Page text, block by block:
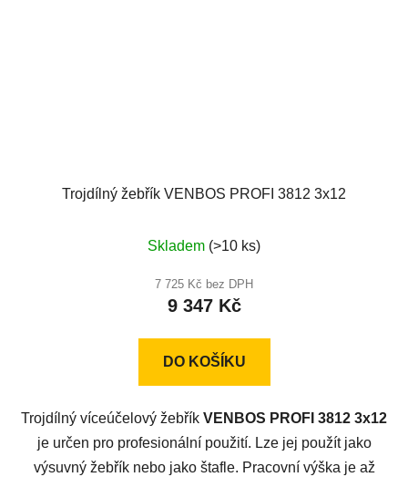
Trojdílný žebřík VENBOS PROFI 3812 3x12
hodnocení
produktu
je
z
Skladem (>10 ks)
7 725 Kč bez DPH
9 347 Kč
DO KOŠÍKU
Trojdílný víceúčelový žebřík VENBOS PROFI 3812 3x12
je určen pro profesionální použití. Lze jej použít jako
výsuvný žebřík nebo jako štafle. Pracovní výška je až